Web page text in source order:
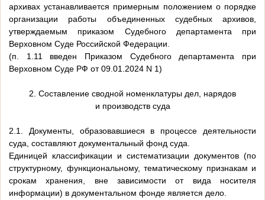
архивах устанавливается примерным положением о порядке
организации работы объединенных судебных архивов,
утверждаемым приказом Судебного департамента при
Верховном Суде Российской Федерации.
(п. 1.11 введен Приказом Судебного департамента при
Верховном Суде РФ от 09.01.2024 N 1)
2. Составление сводной номенклатуры дел, нарядов
и производств суда
2.1. Документы, образовавшиеся в процессе деятельности
суда, составляют документальный фонд суда.
Единицей классификации и систематизации документов (по
структурному, функциональному, тематическому признакам и
срокам хранения, вне зависимости от вида носителя
информации) в документальном фонде является дело.